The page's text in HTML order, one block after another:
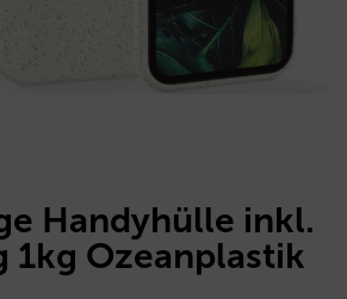
Handyhülle inkl.
1kg Ozeanplastik